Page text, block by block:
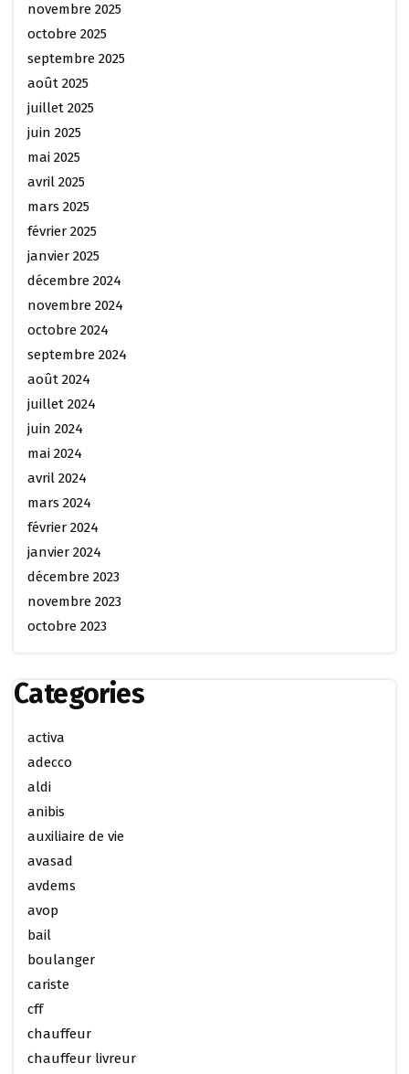
novembre 2025
octobre 2025
septembre 2025
août 2025
juillet 2025
juin 2025
mai 2025
avril 2025
mars 2025
février 2025
janvier 2025
décembre 2024
novembre 2024
octobre 2024
septembre 2024
août 2024
juillet 2024
juin 2024
mai 2024
avril 2024
mars 2024
février 2024
janvier 2024
décembre 2023
novembre 2023
octobre 2023
Categories
activa
adecco
aldi
anibis
auxiliaire de vie
avasad
avdems
avop
bail
boulanger
cariste
cff
chauffeur
chauffeur livreur